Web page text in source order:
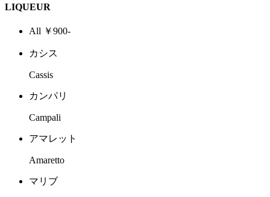
LIQUEUR
All ￥900-
カシス
Cassis
カンパリ
Campali
アマレット
Amaretto
マリブ